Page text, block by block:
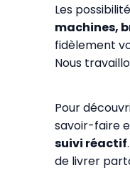
Les
machines,
fidèlement
Nous
Pour
savoir-faire
suivi réactif
de livrer